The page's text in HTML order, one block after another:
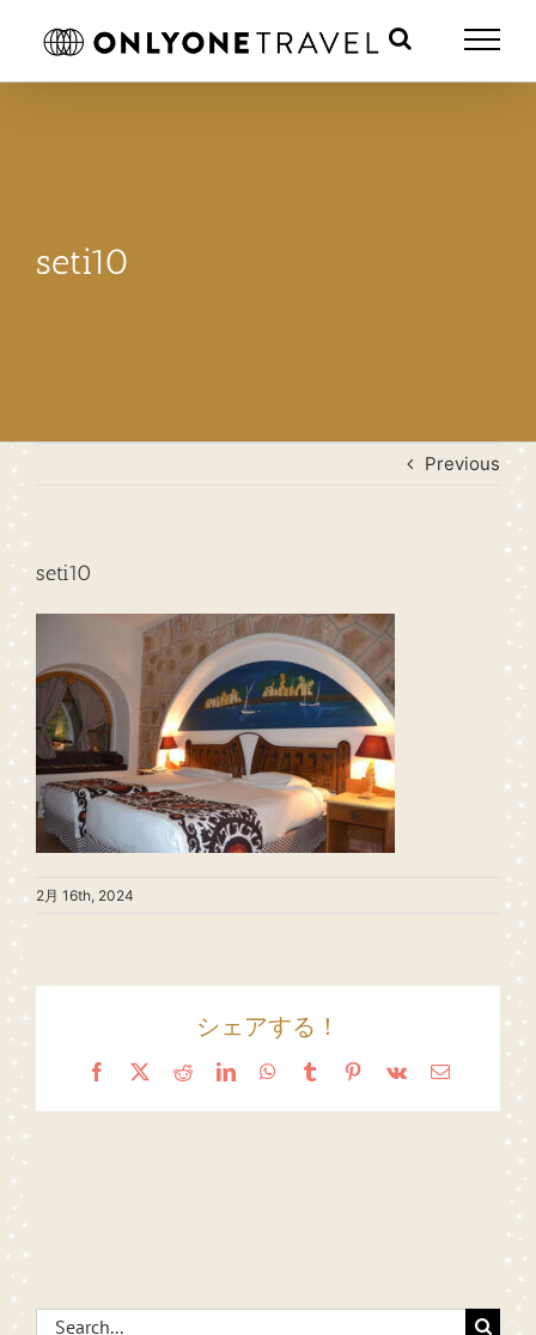
seti10
Previous
seti10
2月 16th, 2024
シェアする！
Facebook
X RedditLinkedInWhatsApp
TumblrPinterest
Vk Email
Search